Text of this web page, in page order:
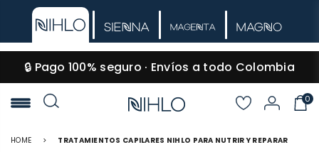
🔒 Pago 100% seguro · Envíos a todo Colombia
NIHLO
0
HOME > TRATAMIENTOS CAPILARES NIHLO PARA NUTRIR Y REPARAR